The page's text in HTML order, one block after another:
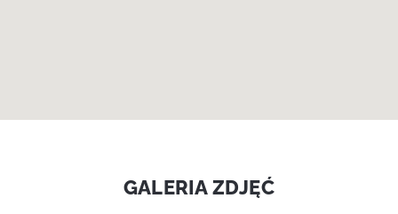
GALERIA ZDJĘĆ